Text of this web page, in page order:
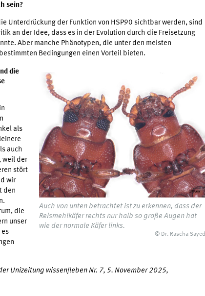
sein?
Unterdrückung der Funktion von HSP90 sichtbar werden, sind
an der Idee, dass es in der Evolution durch die Freisetzung
Aber manche Phänotypen, die unter den meisten
Bedingungen einen Vorteil bieten.
Auch von unten betrachtet ist zu erkennen, dass der
Reismehlkäfer rechts nur halb so große Augen hat
wie der normale Käfer links.
© Dr. Rascha Sayed
die
als
auch
weil der
stört
wir
den
die
unser
Unizeitung wissen|leben Nr. 7, 5. November 2025,